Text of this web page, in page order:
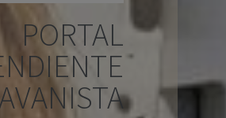
PORTAL